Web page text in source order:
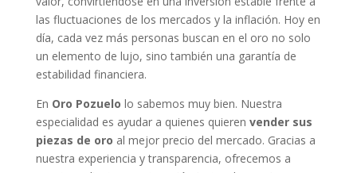
las fluctuaciones de los mercados y la inflación. Hoy en
día, cada vez más personas buscan en el oro no solo
un elemento de lujo, sino también una garantía de
estabilidad financiera.
En Oro Pozuelo lo sabemos muy bien. Nuestra
especialidad es ayudar a quienes quieren vender sus
piezas de oro al mejor precio del mercado. Gracias a
nuestra experiencia y transparencia, ofrecemos a